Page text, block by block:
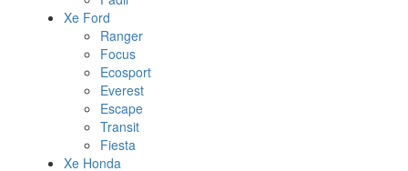
Xe Ford
Ranger
Focus
Ecosport
Everest
Escape
Transit
Fiesta
Xe Honda